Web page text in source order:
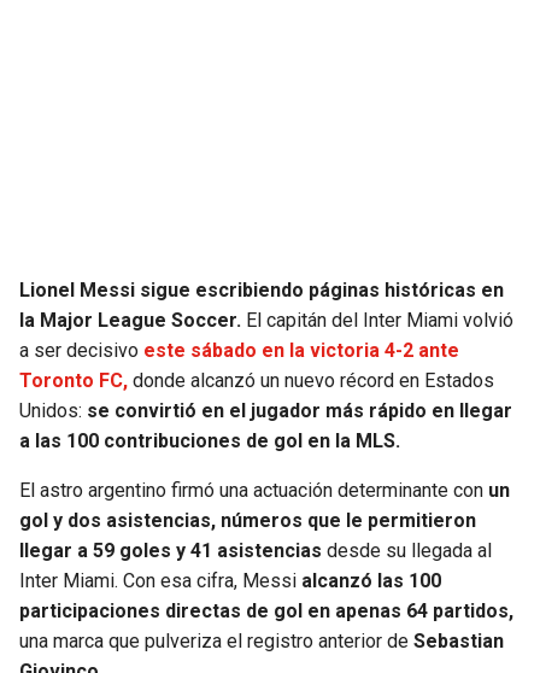
PACKERS
VIKINGS
FALCONS
PANTHERS
SAINTS
BUCCANEERS
TIMBERWOLVES
THUNDER
TRAIL BLAZERS
JAZZ
Lionel Messi sigue escribiendo páginas históricas en
la Major League Soccer. El capitán del Inter Miami volvió
a ser decisivo este sábado en la victoria 4-2 ante
Toronto FC, donde alcanzó un nuevo récord en Estados
Unidos: se convirtió en el jugador más rápido en llegar
a las 100 contribuciones de gol en la MLS.
El astro argentino firmó una actuación determinante con un
gol y dos asistencias, números que le permitieron
llegar a 59 goles y 41 asistencias desde su llegada al
Inter Miami. Con esa cifra, Messi alcanzó las 100
participaciones directas de gol en apenas 64 partidos,
una marca que pulveriza el registro anterior de Sebastian